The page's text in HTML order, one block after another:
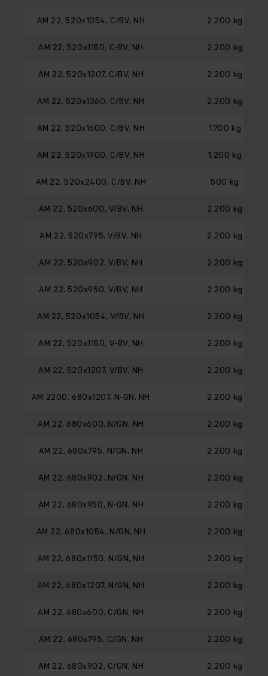
AM 22, 520x1054, C/BV, NH 2.200 kg
AM 22, 520x1150, C-BV, NH 2.200 kg
AM 22, 520x1207, C/BV, NH 2.200 kg
AM 22, 520x1360, C/BV, NH 2.200 kg
AM 22, 520x1600, C/BV, NH 1.700 kg
AM 22, 520x1900, C/BV, NH 1.200 kg
AM 22, 520x2400, C/BV, NH 500 kg
AM 22, 520x600, V/BV, NH 2.200 kg
AM 22, 520x795, V/BV, NH 2.200 kg
AM 22, 520x902, V/BV, NH 2.200 kg
AM 22, 520x950, V/BV, NH 2.200 kg
AM 22, 520x1054, V/BV, NH 2.200 kg
AM 22, 520x1150, V-BV, NH 2.200 kg
AM 22, 520x1207, V/BV, NH 2.200 kg
AM 2200, 680x1207, N-GN, NH 2.200 kg
AM 22, 680x600, N/GN, NH 2.200 kg
AM 22, 680x795, N/GN, NH 2.200 kg
AM 22, 680x902, N/GN, NH 2.200 kg
AM 22, 680x950, N-GN, NH 2.200 kg
AM 22, 680x1054, N/GN, NH 2.200 kg
AM 22, 680x1150, N/GN, NH 2.200 kg
AM 22, 680x1207, N/GN, NH 2.200 kg
AM 22, 680x600, C/GN, NH 2.200 kg
AM 22, 680x795, C/GN, NH 2.200 kg
AM 22, 680x902, C/GN, NH 2.200 kg